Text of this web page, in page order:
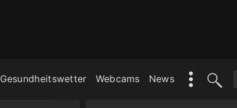
Gesundheitswetter Webcams News